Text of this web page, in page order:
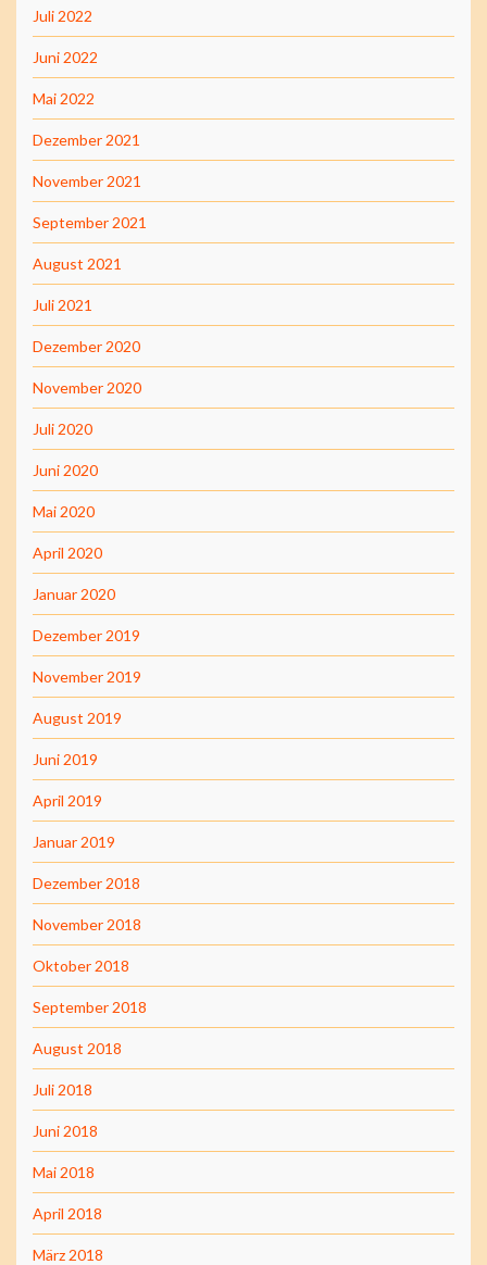
Juli 2022
Juni 2022
Mai 2022
Dezember 2021
November 2021
September 2021
August 2021
Juli 2021
Dezember 2020
November 2020
Juli 2020
Juni 2020
Mai 2020
April 2020
Januar 2020
Dezember 2019
November 2019
August 2019
Juni 2019
April 2019
Januar 2019
Dezember 2018
November 2018
Oktober 2018
September 2018
August 2018
Juli 2018
Juni 2018
Mai 2018
April 2018
März 2018